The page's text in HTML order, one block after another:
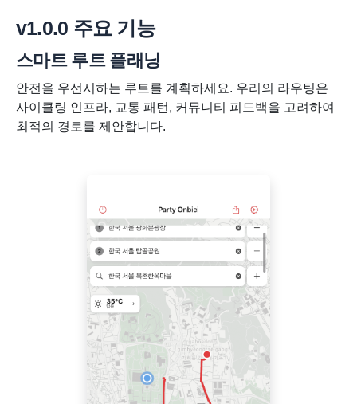
v1.0.0 주요 기능
스마트 루트 플래닝
안전을 우선시하는 루트를 계획하세요. 우리의 라우팅은
사이클링 인프라, 교통 패턴, 커뮤니티 피드백을 고려하여
최적의 경로를 제안합니다.